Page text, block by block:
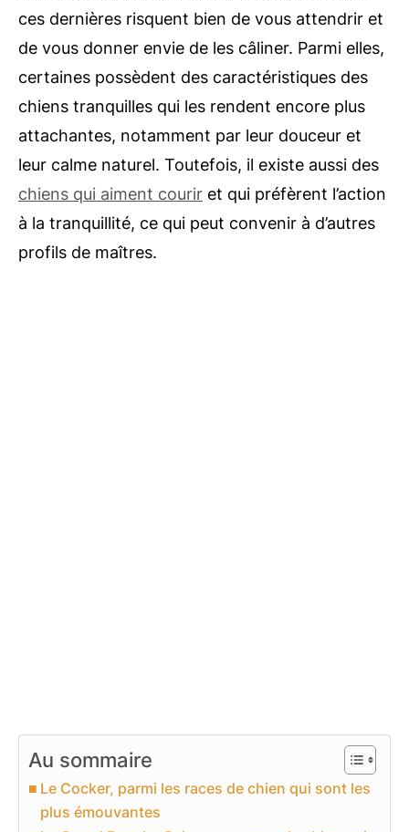
ces dernières risquent bien de vous attendrir et
de vous donner envie de les câliner. Parmi elles,
certaines possèdent des caractéristiques des
chiens tranquilles qui les rendent encore plus
attachantes, notamment par leur douceur et
leur calme naturel. Toutefois, il existe aussi des
chiens qui aiment courir et qui préfèrent l’action
à la tranquillité, ce qui peut convenir à d’autres
profils de maîtres.
Au sommaire
Le Cocker, parmi les races de chien qui sont les
plus émouvantes